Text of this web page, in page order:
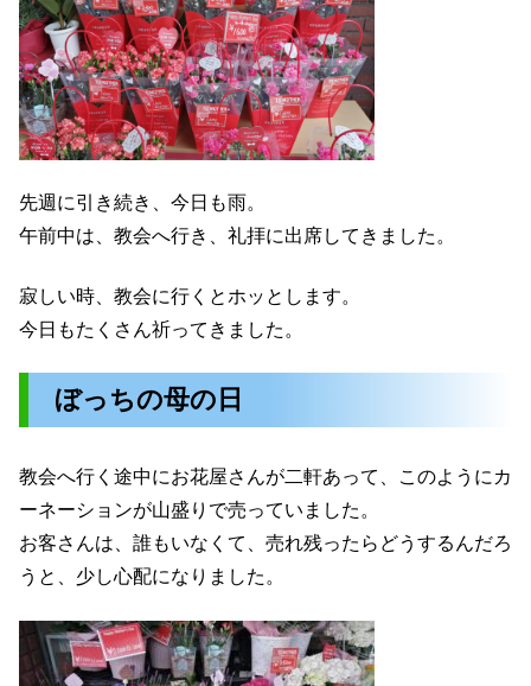
先週に引き続き、今日も雨。
午前中は、教会へ行き、礼拝に出席してきました。
寂しい時、教会に行くとホッとします。
今日もたくさん祈ってきました。
ぼっちの母の日
教会へ行く途中にお花屋さんが二軒あって、このようにカ
ーネーションが山盛りで売っていました。
お客さんは、誰もいなくて、売れ残ったらどうするんだろ
うと、少し心配になりました。